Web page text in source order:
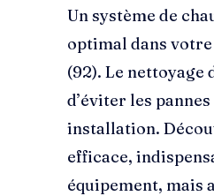
Un système de
optimal dans
(92). Le
d’éviter les
installation.
efficace,
équipement, mais